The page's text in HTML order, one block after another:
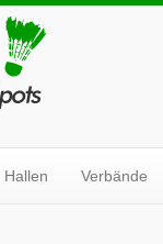
Hallen Verbände